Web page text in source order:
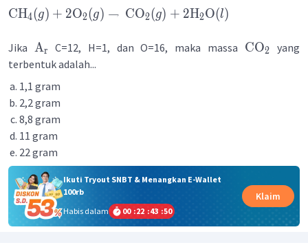
CH4(g) + 2O2(g) → CO2(g) + 2H2O(l)
Jika Ar C=12, H=1, dan O=16, maka massa CO2
yang
terbentuk adalah...
1,1 gram
2,2 gram
8,8 gram
11 gram
22 gram
Ikuti Tryout SNBT & Menangkan E-Wallet
100rb
Habis dalam
00 :22 :43 :50
Klaim